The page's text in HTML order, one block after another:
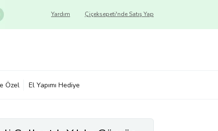
Çiçeksepeti'nde Satış Yap
Yardım
Özel El Yapımı Hediye